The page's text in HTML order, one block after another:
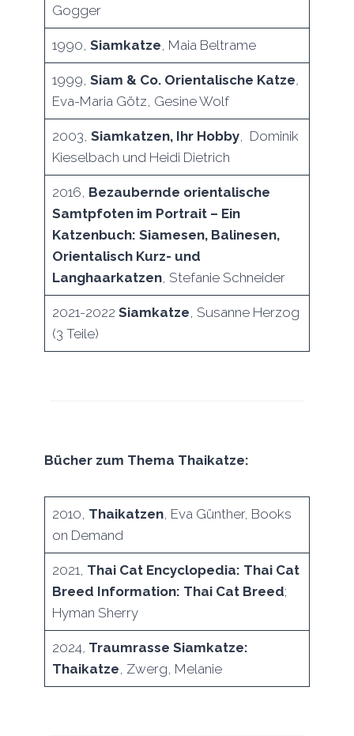
Gogger
1990, Siamkatze, Maia Beltrame
1999, Siam & Co. Orientalische Katze,
Eva-Maria Götz, Gesine Wolf
2003, Siamkatzen, Ihr Hobby, Dominik
Kieselbach und Heidi Dietrich
2016, Bezaubernde orientalische
Samtpfoten im Portrait – Ein
Katzenbuch: Siamesen, Balinesen,
Orientalisch Kurz- und
Langhaarkatzen, Stefanie Schneider
2021-2022 Siamkatze, Susanne Herzog
(3 Teile)
Bücher zum Thema Thaikatze:
2010, Thaikatzen, Eva Günther, Books
on Demand
2021, Thai Cat Encyclopedia: Thai Cat
Breed Information: Thai Cat Breed;
Hyman Sherry
2024, Traumrasse Siamkatze:
Thaikatze, Zwerg, Melanie